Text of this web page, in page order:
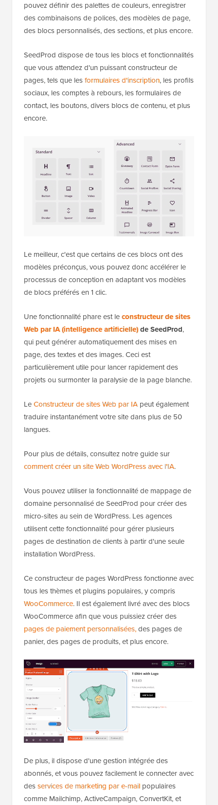
pouvez définir des palettes de couleurs, enregistrer
des combinaisons de polices, des modèles de page,
des blocs personnalisés, des sections, et plus encore.
SeedProd dispose de tous les blocs et fonctionnalités
que vous attendez d'un puissant constructeur de
pages, tels que lesformulaires d'inscription, les profils
sociaux, les comptes à rebours, les formulaires de
contact, les boutons, divers blocs de contenu, et plus
encore.
Le meilleur, c'est que certains de ces blocs ont des
modèles préconçus, vous pouvez donc accélérer le
processus de conception en adaptant vos modèles
de blocs préférés en 1 clic.
Une fonctionnalité phare est leconstructeur de sites
Web par IA (intelligence artificielle)de SeedProd,
qui peut générer automatiquement des mises en
page, des textes et des images. Ceci est
particulièrement utile pour lancer rapidement des
projets ou surmonter la paralysie de la page blanche.
LeConstructeur de sites Web par IA peut également
traduire instantanément votre site dans plus de 50
langues.
Pour plus de détails, consultez notre guide sur
comment créer un site Web WordPress avec l'IA.
Vous pouvez utiliser la fonctionnalité de mappage de
domaine personnalisé de SeedProd pour créer des
micro-sites au sein de WordPress. Les agences
utilisent cette fonctionnalité pour gérer plusieurs
pages de destination de clients à partir d'une seule
installation WordPress.
Ce constructeur de pages WordPress fonctionne avec
tous les thèmes et plugins populaires, y compris
WooCommerce. Il est également livré avec des blocs
WooCommerce afin que vous puissiez créer des
pages de paiement personnalisées,des pages de
panier, des pages de produits, et plus encore.
De plus, il dispose d'une gestion intégrée des
abonnés, et vous pouvez facilement le connecter avec
desservices de marketing par e-mail populaires
comme Mailchimp, ActiveCampaign, ConvertKit, et